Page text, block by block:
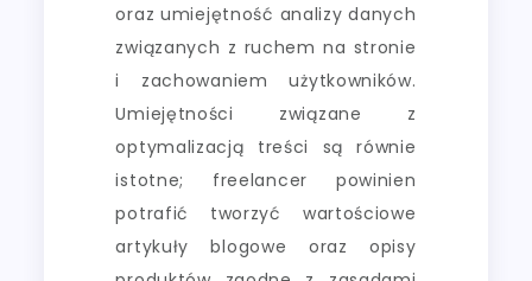
oraz umiejętność analizy danych
związanych z ruchem na stronie
i zachowaniem użytkowników.
Umiejętności związane z
optymalizacją treści są równie
istotne; freelancer powinien
potrafić tworzyć wartościowe
artykuły blogowe oraz opisy